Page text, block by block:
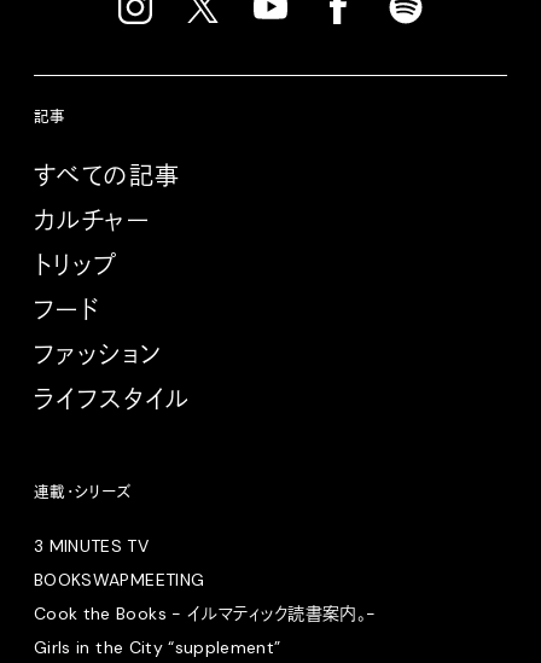
記事
すべての記事
カルチャー
トリップ
フード
ファッション
ライフスタイル
連載・シリーズ
3 MINUTES TV
BOOKSWAPMEETING
Cook the Books - イルマティック読書案内。-
Girls in the City “supplement”